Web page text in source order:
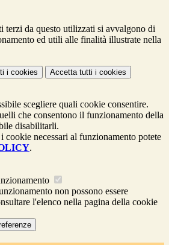
terzi da questo utilizzati si avvalgono di
ed utili alle finalità illustrate nella
i cookies Accetta tutti i cookies
scegliere quali cookie consentire.
che consentono il funzionamento della
disabilitarli.
cookie necessari al funzionamento potete
.
non possono essere
l'elenco nella pagina della cookie